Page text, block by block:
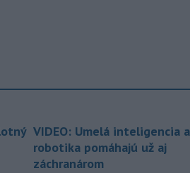
VIDEO: Umelá inteligencia a
robotika pomáhajú už aj
záchranárom